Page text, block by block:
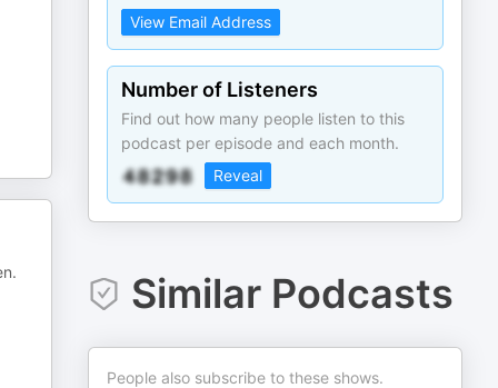
View Email Address
Number of Listeners
Find out how many people listen to this
podcast per episode and each month.
Reveal
Similar Podcasts
People also subscribe to these shows.